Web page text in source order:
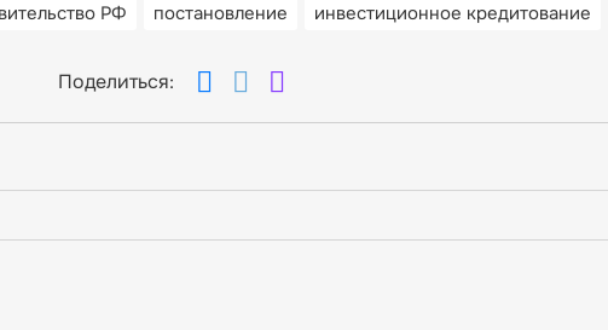
РФ постановление инвестиционное кредитование
Поделиться: